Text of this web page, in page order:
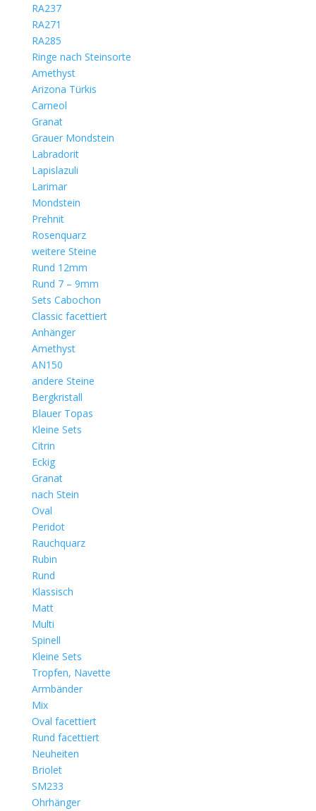
RA237
RA271
RA285
Ringe nach Steinsorte
Amethyst
Arizona Türkis
Carneol
Granat
Grauer Mondstein
Labradorit
Lapislazuli
Larimar
Mondstein
Prehnit
Rosenquarz
weitere Steine
Rund 12mm
Rund 7 – 9mm
Sets Cabochon
Classic facettiert
Anhänger
Amethyst
AN150
andere Steine
Bergkristall
Blauer Topas
Kleine Sets
Citrin
Eckig
Granat
nach Stein
Oval
Peridot
Rauchquarz
Rubin
Rund
Klassisch
Matt
Multi
Spinell
Kleine Sets
Tropfen, Navette
Armbänder
Mix
Oval facettiert
Rund facettiert
Neuheiten
Briolet
SM233
Ohrhänger